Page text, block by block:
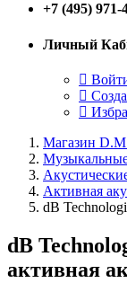
+7 (495) 971-
Личный
Магазин
Активная
dB
dB
активная